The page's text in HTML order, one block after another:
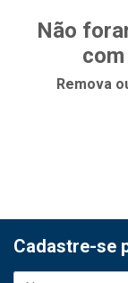
Não
Remova
Cadastre-se